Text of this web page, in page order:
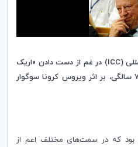
(
ICC) در غم از دست دادن «اریک
سالگی، بر اثر ویروس کرونا سوگوار
بود که در سمت‌های مختلف اعم از